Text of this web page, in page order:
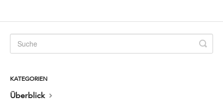
KATEGORIEN
Überblick